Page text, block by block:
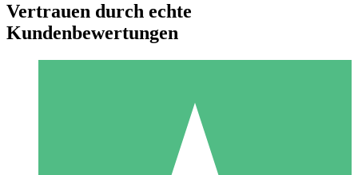
Individuelle Credit-Pakete
Vertrauen durch echte
Kundenbewertungen